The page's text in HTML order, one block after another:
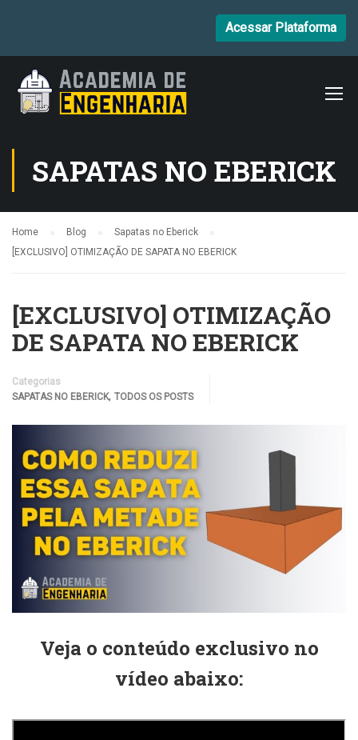
Acessar Plataforma
SAPATAS NO EBERICK
Home Blog
Sapatas no Eberick
[EXCLUSIVO] OTIMIZAÇÃO DE SAPATA NO EBERICK
[EXCLUSIVO] OTIMIZAÇÃO
DE SAPATA NO EBERICK
Categorias
SAPATAS NO EBERICK, TODOS OS POSTS
Veja o conteúdo exclusivo no
vídeo abaixo: